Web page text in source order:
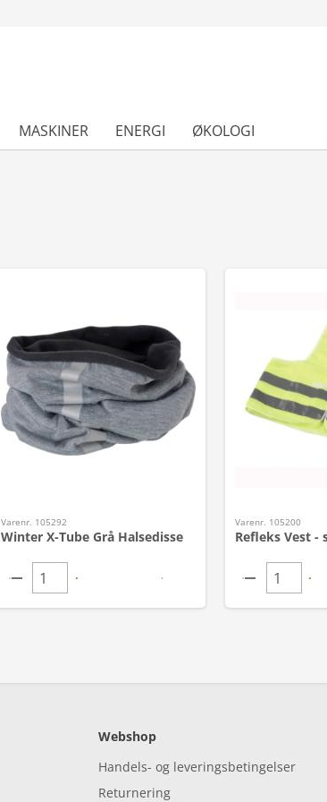
MASKINER ENERGI ØKOLOGI
Varenr. 105292
Winter X-Tube Grå Halsedisse
Varenr. 105200
Refleks Vest -
Webshop
Handels- og leveringsbetingelser
Returnering